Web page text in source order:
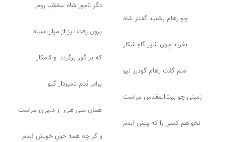
دگر نامور شاه سقلاب روم
چو رهام بشنید گفتار شاه
برون رفت تیز از میان سپاه
بغرید چون شیر گاهِ شکار
که بر گور برگردد او کامکار
منم گفت رهام گودرز نیو
برادر بُدم نامبردار گیو
زمینی چو بیت‌المقدس مراست
همان سی هزار از دلیران مراست
نخواهم کسی را که پیش آیدم
و گر چه همه خونِ خویش آیدم